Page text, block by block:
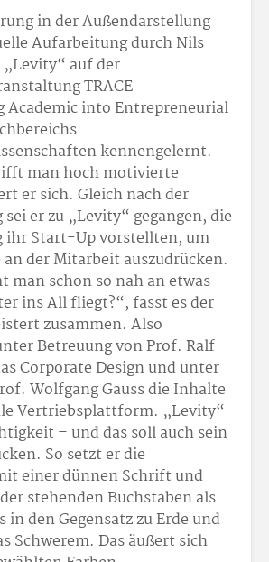
in der Außendarstellung
Aufarbeitung durch Nils
auf der
TRACE
Academic into Entrepreneurial
kennengelernt.
man hoch motivierte
er sich. Gleich nach der
er zu „Levity“ gegangen, die
ihr Start-Up vorstellten, um
der Mitarbeit auszudrücken.
man schon so nah an etwas
ins All fliegt?“, fasst es der
zusammen. Also
Betreuung von Prof. Ralf
Corporate Design und unter
Wolfgang Gauss die Inhalte
Vertriebsplattform. „Levity“
– und das soll auch sein
So setzt er die
einer dünnen Schrift und
stehenden Buchstaben als
in den Gegensatz zu Erde und
Schwerem. Das äußert sich